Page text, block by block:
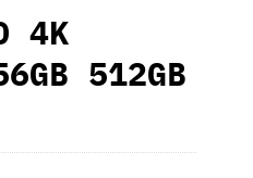
4K
512GB